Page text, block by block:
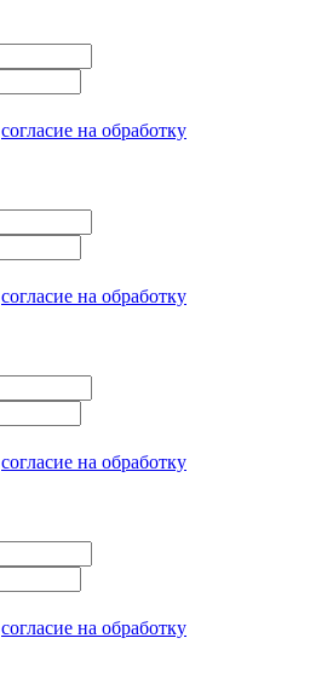
согласие на обработку
согласие на обработку
согласие на обработку
согласие на обработку